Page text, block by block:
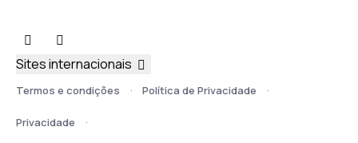
Termos e condições Política de Privacidade
Privacidade
Sites internacionais